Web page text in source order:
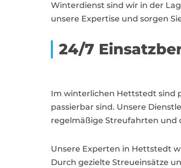
Winterdienst sind wir in der
unsere Expertise und sorgen
24/7
Im winterlichen Hettstedt sind
passierbar sind. Unsere
regelmäßige Streufahrten und
Unsere Experten in Hettstedt
Durch gezielte Streueinsätze